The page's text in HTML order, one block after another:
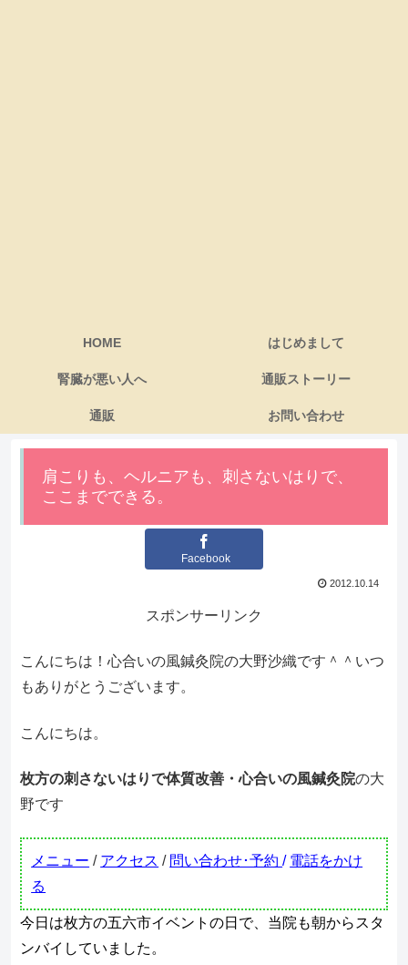
HOME はじめまして
腎臓が悪い人へ 通販ストーリー
通販 お問い合わせ
肩こりも、ヘルニアも、刺さないはりで、
ここまでできる。
Facebook
2012.10.14
スポンサーリンク
こんにちは！心合いの風鍼灸院の大野沙織です＾＾いつ
もありがとうございます。
こんにちは。
枚方の刺さないはりで体質改善・心合いの風鍼灸院の大
野です
メニュー / アクセス / 問い合わせ･予約/ 電話をかけ
る
今日は枚方の五六市イベントの日で、当院も朝からスタ
ンバイしていました。